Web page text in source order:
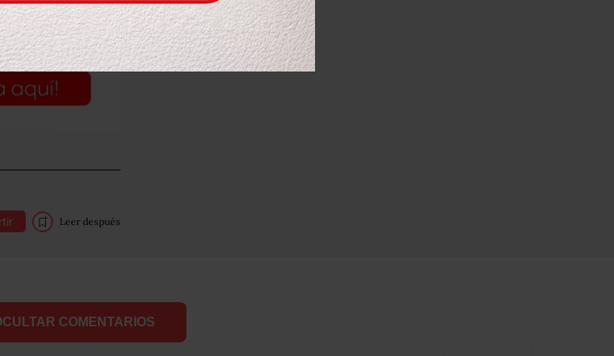
Leer después
COMENTARIOS